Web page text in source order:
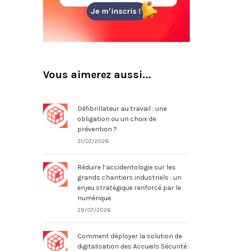
Vous aimerez aussi...
Défibrillateur au travail : une
obligation ou un choix de
prévention ?
31/07/2026
Réduire l’accidentologie sur les
grands chantiers industriels : un
enjeu stratégique renforcé par le
numérique
29/07/2026
Comment déployer la solution de
digitalisation des Accueils Sécurité :